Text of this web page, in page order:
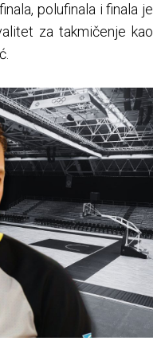
polufinala i finala je
za takmičenje kao